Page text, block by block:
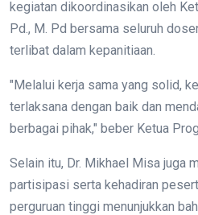
kegiatan dikoordinasikan oleh
Pd., M. Pd bersama seluruh
terlibat dalam kepanitiaan.
"Melalui kerja sama yang solid,
terlaksana dengan baik dan
berbagai pihak," beber Ketua
Selain itu, Dr. Mikhael Misa juga
partisipasi serta kehadiran
perguruan tinggi menunjukkan